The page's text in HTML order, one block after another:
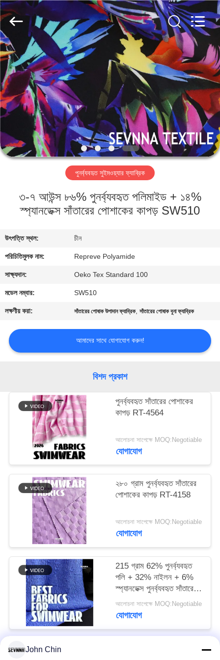
বাড়ি
পণ্য
VR
প্রদর্শন
আমাদের
কারখানা
মান
নিয়ন্ত্রণ
যোগাযোগ
খবর
PRIVACY
POLICY
2026
SEVNNA
TEXTILE.
All
Reserved.
পুনর্ব্যবহৃত সুইমওয়্যার ফ্যাব্রিক
৩-৭ আউন্স ৮৬% পুনর্ব্যবহৃত পলিমাইড + ১৪%
স্প্যানডেক্স সাঁতারের পোশাকের কাপড় SW510
উৎপত্তি স্থল: চীন
পরিচিতিমুলক নাম: Repreve Polyamide
সাক্ষ্যদান: Oeko Tex Standard 100
মডেল নম্বার: SW510
লক্ষণীয় করা: সাঁতারের পোষাক উপাদান ফ্যাব্রিক,সাঁতারের পোষাক বুনা ফ্যাব্রিক
আমাদের সাথে যোগাযোগ করুন!
বিশদ প্রকাশ
পুনর্ব্যবহৃত সাঁতারের পোশাকের
কাপড় RT-4564
আলোচনা সাপেক্ষে MOQ:Negotiable
যোগাযোগ
২৮০ গ্রাম পুনর্ব্যবহৃত সাঁতারের
পোশাকের কাপড় RT-4158
আলোচনা সাপেক্ষে MOQ:Negotiable
যোগাযোগ
215 গ্রাম 62% পুনর্ব্যবহৃত
পলি + 32% নাইলন + 6%
স্প্যানডেক্স পুনর্ব্যবহৃত সাঁতারের
পোশাক কাপড় RT-4646
আলোচনা সাপেক্ষে MOQ:Negotiable
যোগাযোগ
John Chin